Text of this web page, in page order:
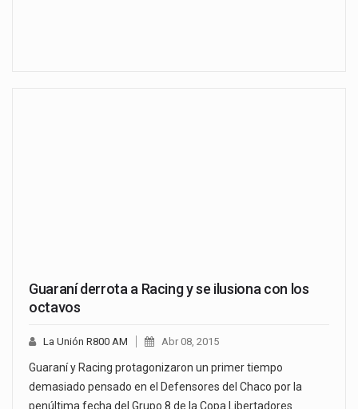
Guaraní derrota a Racing y se ilusiona con los
octavos
La Unión R800 AM Abr 08, 2015
Guaraní y Racing protagonizaron un primer tiempo
demasiado pensado en el Defensores del Chaco por la
penúltima fecha del Grupo 8 de la Copa Libertadores.